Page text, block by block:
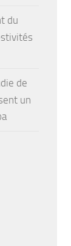
du
de
un